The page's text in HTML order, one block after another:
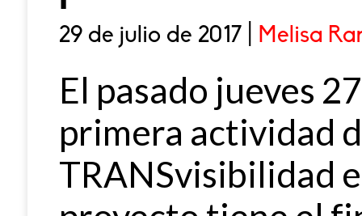
29 de julio de 2017 | Melisa
El pasado jueves
primera actividad
TRANSvisibilidad